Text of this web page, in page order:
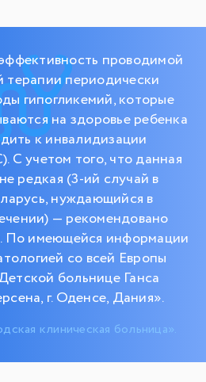
проводимой
терапии периодически
гипогликемий, которые
на здоровье ребенка
к инвалидизации
учетом того, что данная
редкая (3-ий случай в
нуждающийся в
— рекомендовано
По имеющейся информации
со всей Европы
больнице Ганса
г. Оденсе, Дания».
клиническая больница».